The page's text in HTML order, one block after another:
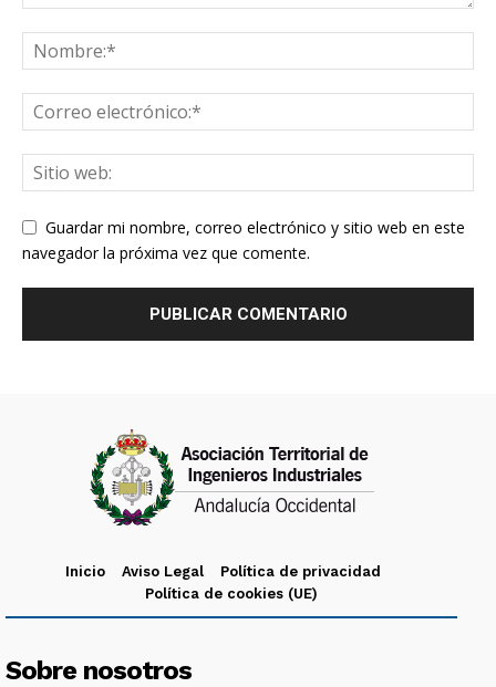
Guardar mi nombre, correo electrónico y sitio web en este
navegador la próxima vez que comente.
Inicio Aviso Legal
Política de privacidad
Política de cookies (UE)
Sobre nosotros